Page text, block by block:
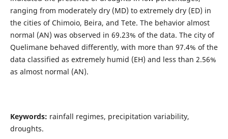
ranging from moderately dry (MD) to extremely dry (ED) in
the cities of Chimoio, Beira, and Tete. The behavior almost
normal (AN) was observed in 69.23% of the data. The city of
Quelimane behaved differently, with more than 97.4% of the
data classified as extremely humid (EH) and less than 2.56%
as almost normal (AN).
Keywords: rainfall regimes, precipitation variability,
droughts.